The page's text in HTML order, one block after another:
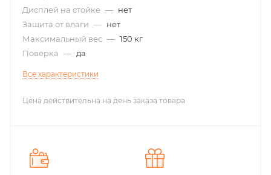
Дисплей на стойке — нет
Защита от влаги — нет
Максимальный вес — 150 кг
Поверка — да
Все характеристики
Цена действительна на день заказа товара